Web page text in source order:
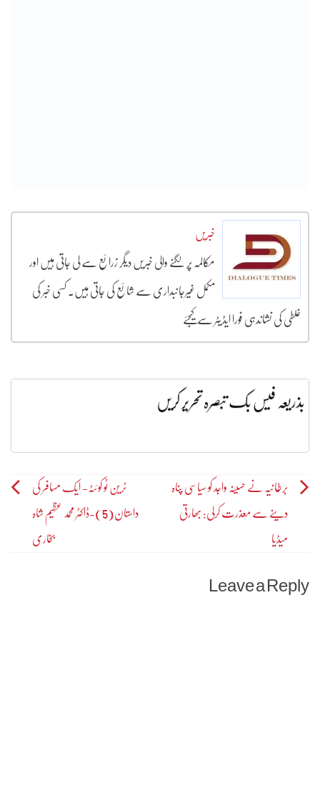
خبریں
مکالمہ پر لگنے والی خبریں دیگر زرائع سے لی جاتی ہیں اور
مکمل غیرجانبداری سے شائع کی جاتی ہیں۔ کسی خبر کی
غلطی کی نشاندہی فورا ایڈیٹر سے کیجئے
بذریعہ فیس بک تبصرہ تحریر کریں
Post
navigation
برطانیہ نے حسینہ واجد کو سیاسی پناہ
دینے سے معذرت کرلی: بھارتی
میڈیا
ٹرین ٹو کوئٹہ- ایک مسافر کی
داستان(5)-ڈاکٹر محمد عظیم شاہ
بخاری
Leave a Reply